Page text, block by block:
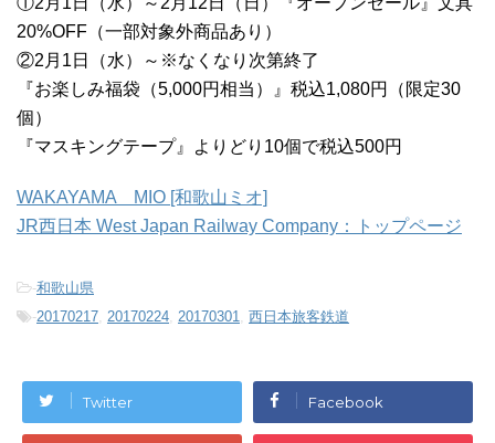
20%OFF（一部対象外商品あり）
②2月1日（水）～※なくなり次第終了
『お楽しみ福袋（5,000円相当）』税込1,080円（限定30
個）
『マスキングテープ』よりどり10個で税込500円
WAKAYAMA MIO [和歌山ミオ]
JR西日本 West Japan Railway Company：トップページ
-和歌山県
-20170217, 20170224, 20170301, 西日本旅客鉄道
Twitter Facebook